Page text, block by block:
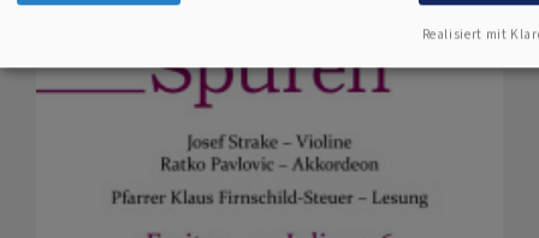
Realisiert mit